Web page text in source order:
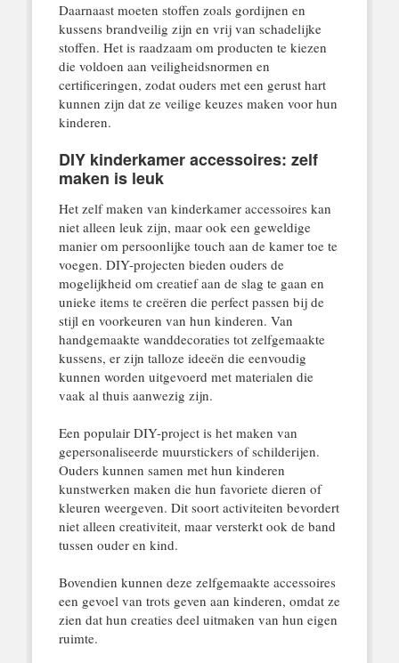
Daarnaast moeten stoffen zoals gordijnen en
kussens brandveilig zijn en vrij van schadelijke
stoffen. Het is raadzaam om producten te kiezen
die voldoen aan veiligheidsnormen en
certificeringen, zodat ouders met een gerust hart
kunnen zijn dat ze veilige keuzes maken voor hun
kinderen.
DIY kinderkamer accessoires: zelf
maken is leuk
Het zelf maken van kinderkamer accessoires kan
niet alleen leuk zijn, maar ook een geweldige
manier om persoonlijke touch aan de kamer toe te
voegen. DIY-projecten bieden ouders de
mogelijkheid om creatief aan de slag te gaan en
unieke items te creëren die perfect passen bij de
stijl en voorkeuren van hun kinderen. Van
handgemaakte wanddecoraties tot zelfgemaakte
kussens, er zijn talloze ideeën die eenvoudig
kunnen worden uitgevoerd met materialen die
vaak al thuis aanwezig zijn.
Een populair DIY-project is het maken van
gepersonaliseerde muurstickers of schilderijen.
Ouders kunnen samen met hun kinderen
kunstwerken maken die hun favoriete dieren of
kleuren weergeven. Dit soort activiteiten bevordert
niet alleen creativiteit, maar versterkt ook de band
tussen ouder en kind.
Bovendien kunnen deze zelfgemaakte accessoires
een gevoel van trots geven aan kinderen, omdat ze
zien dat hun creaties deel uitmaken van hun eigen
ruimte.